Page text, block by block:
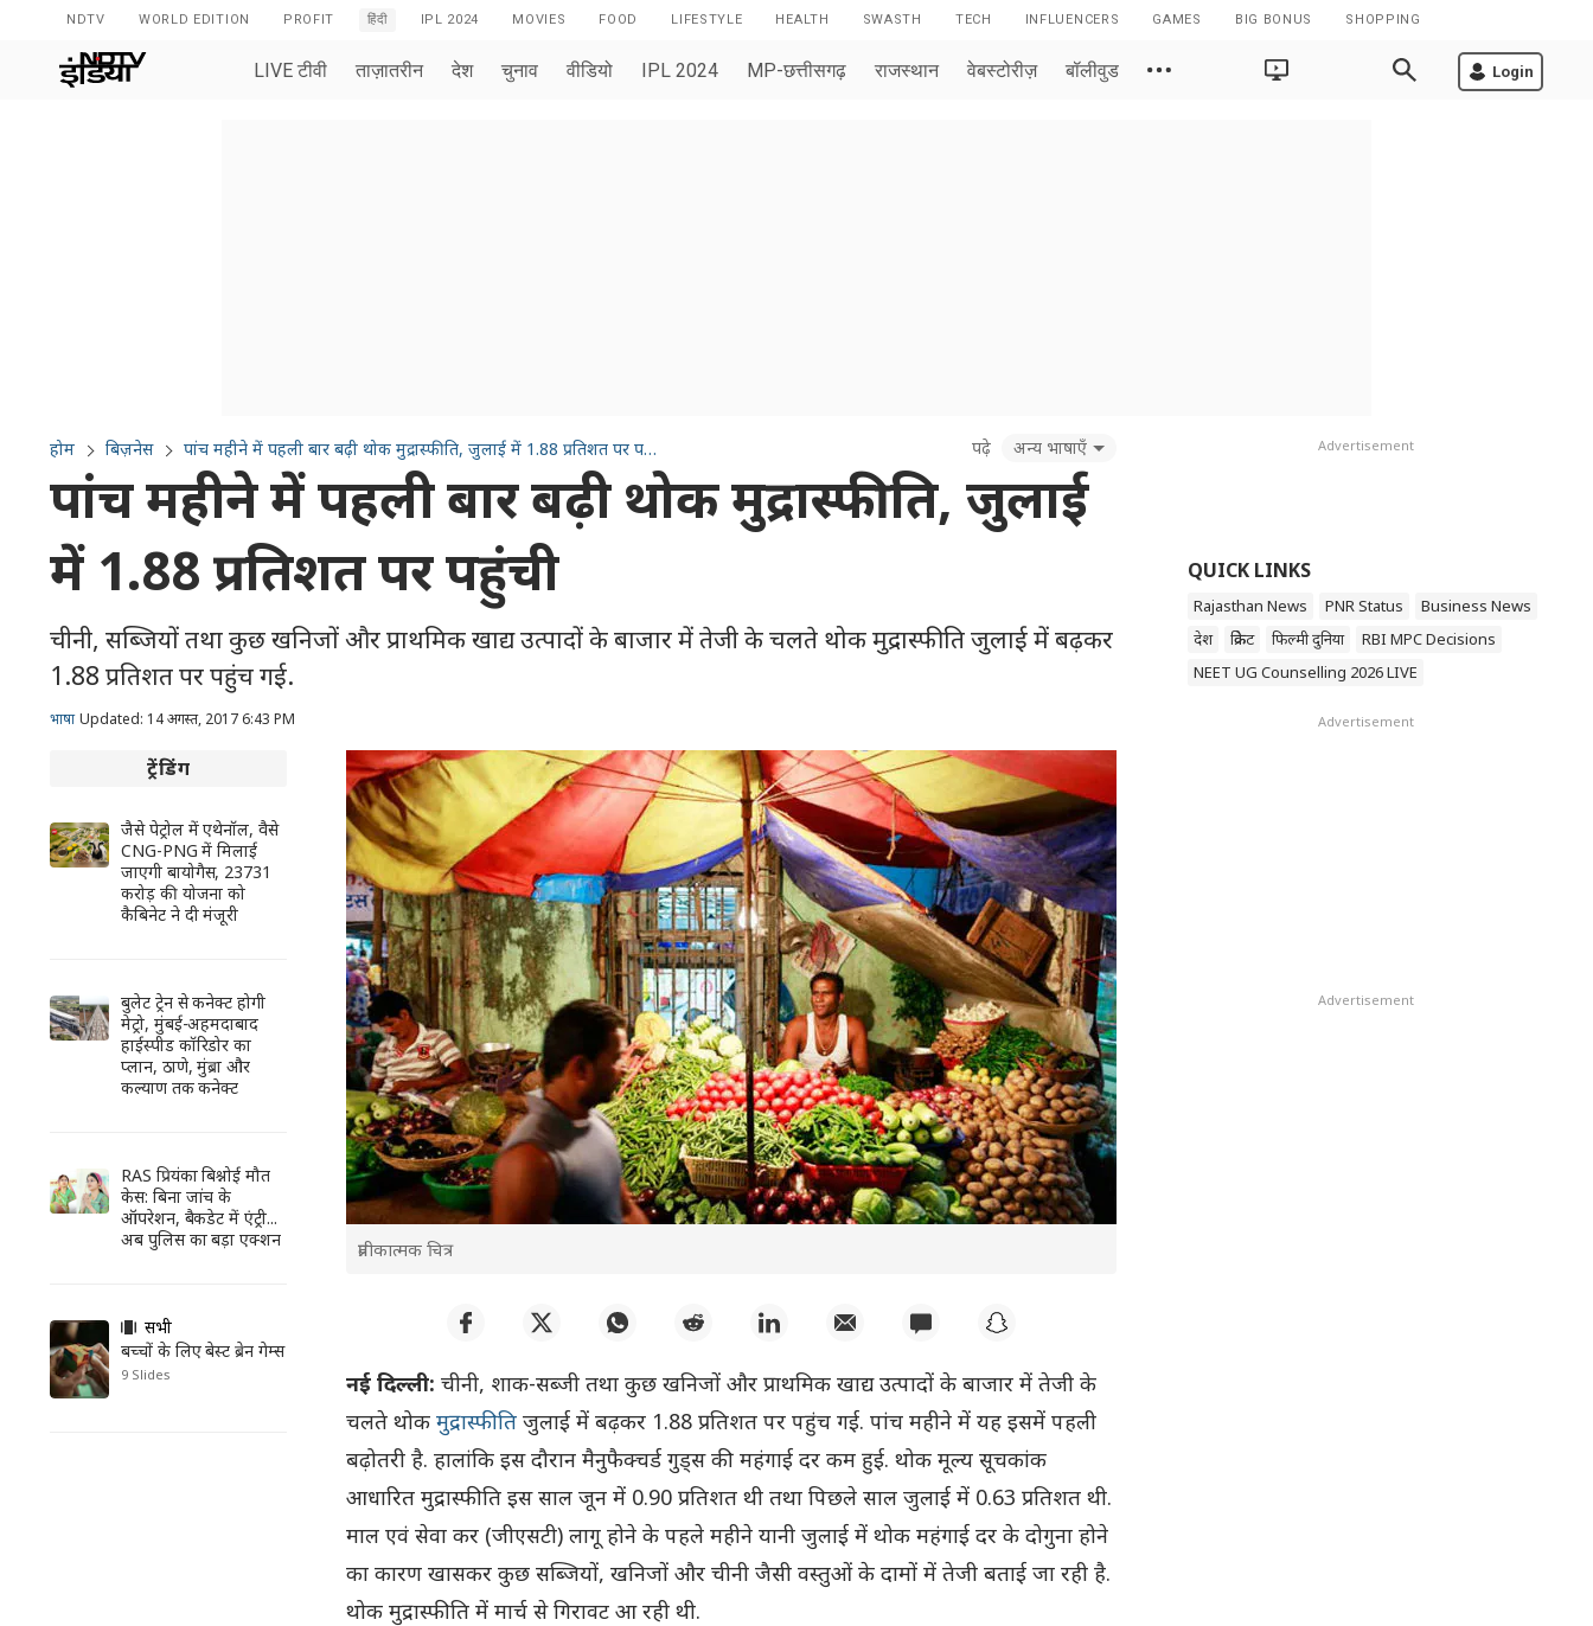
NDTV WORLD EDITION PROFIT हिंदी IPL 2024 MOVIES FOOD LIFESTYLE HEALTH SWASTH TECH INFLUENCERS GAMES BIG BONUS SHOPPING
LIVE टीवी ताज़ातरीन देश चुनाव वीडियो IPL 2024 MP-छत्तीसगढ़ राजस्थान वेबस्टोरीज़ बॉलीवुड Login
होम बिज़नेस पांच महीने में पहली बार बढ़ी थोक मुद्रास्फीति, जुलाई में 1.88 प्रतिशत पर पहुंची पढ़े अन्य भाषाएँ
पांच महीने में पहली बार बढ़ी थोक मुद्रास्फीति, जुलाई
में 1.88 प्रतिशत पर पहुंची
चीनी, सब्जियों तथा कुछ खनिजों और प्राथमिक खाद्य उत्पादों के बाजार में तेजी के चलते थोक मुद्रास्फीति जुलाई में बढ़कर
1.88 प्रतिशत पर पहुंच गई.
भाषा Updated: 14 अगस्त, 2017 6:43 PM
प्रतीकात्मक चित्र
नई दिल्ली: चीनी, शाक-सब्जी तथा कुछ खनिजों और प्राथमिक खाद्य उत्पादों के बाजार में तेजी के
चलते थोक मुद्रास्फीति जुलाई में बढ़कर 1.88 प्रतिशत पर पहुंच गई. पांच महीने में यह इसमें पहली
बढ़ोतरी है. हालांकि इस दौरान मैनुफैक्चर्ड गुड्स की महंगाई दर कम हुई. थोक मूल्य सूचकांक
आधारित मुद्रास्फीति इस साल जून में 0.90 प्रतिशत थी तथा पिछले साल जुलाई में 0.63 प्रतिशत थी.
माल एवं सेवा कर (जीएसटी) लागू होने के पहले महीने यानी जुलाई में थोक महंगाई दर के दोगुना होने
का कारण खासकर कुछ सब्जियों, खनिजों और चीनी जैसी वस्तुओं के दामों में तेजी बताई जा रही है.
थोक मुद्रास्फीति में मार्च से गिरावट आ रही थी.
ट्रेंडिंग
जैसे पेट्रोल में एथेनॉल, वैसे
CNG-PNG में मिलाई
जाएगी बायोगैस, 23731
करोड़ की योजना को
कैबिनेट ने दी मंजूरी
बुलेट ट्रेन से कनेक्ट होगी
मेट्रो, मुंबई-अहमदाबाद
हाईस्पीड कॉरिडोर का
प्लान, ठाणे, मुंब्रा और
कल्याण तक कनेक्ट
RAS प्रियंका बिश्नोई मौत
केस: बिना जांच के
ऑपरेशन, बैकडेट में एंट्री...
अब पुलिस का बड़ा एक्शन
सभी
बच्चों के लिए बेस्ट ब्रेन गेम्स
9 Slides
Advertisement
QUICK LINKS
Rajasthan News PNR Status
Business News
देश
क्रिकेट फिल्मी दुनिया
RBI MPC Decisions
NEET UG Counselling 2026 LIVE
Advertisement
Advertisement